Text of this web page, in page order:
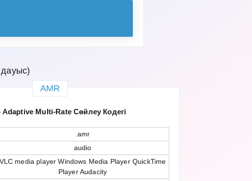
AMR
Multi-Rate Сөйлеу Кодегі
.amr
audio
VLC media player Windows Media Player QuickTime
Player Audacity